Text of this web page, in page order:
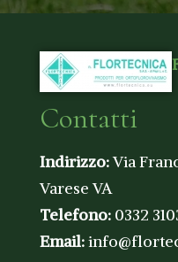
Contatti
Indirizzo:Via
Varese VA
Telefono: 0332
Email: